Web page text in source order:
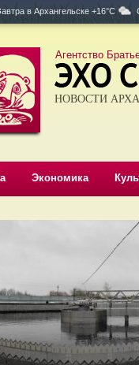
в Архангельске +16°C
Агентство
НОВОСТИ
Экономика